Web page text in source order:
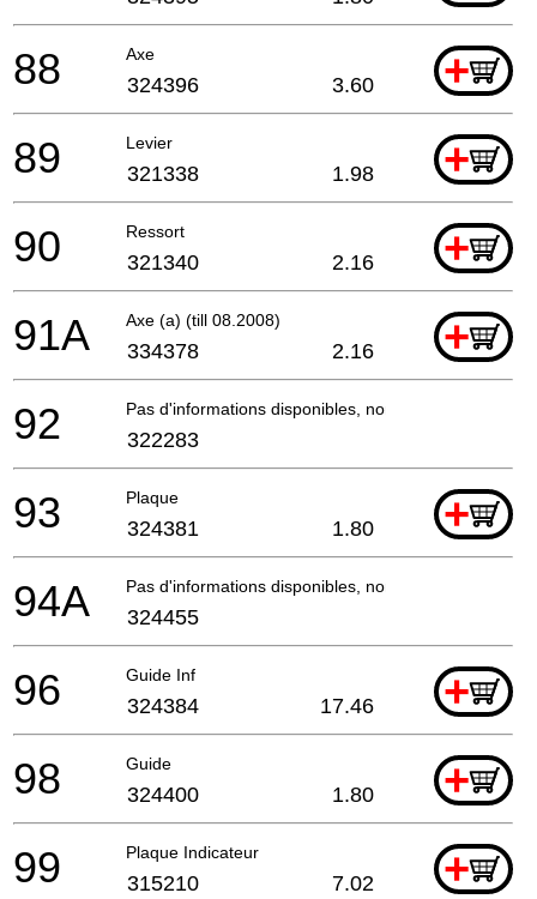
Axe +
88 324396 3.60
Levier +
89 321338 1.98
Ressort +
90 321340 2.16
Axe (a) (till 08.2008) +
91A 334378 2.16
Pas d'informations disponibles, non commandable
92 322283
Plaque +
93 324381 1.80
Pas d'informations disponibles, non commandable
94A 324455
Guide Inf +
96 324384 17.46
Guide +
98 324400 1.80
Plaque Indicateur +
99 315210 7.02